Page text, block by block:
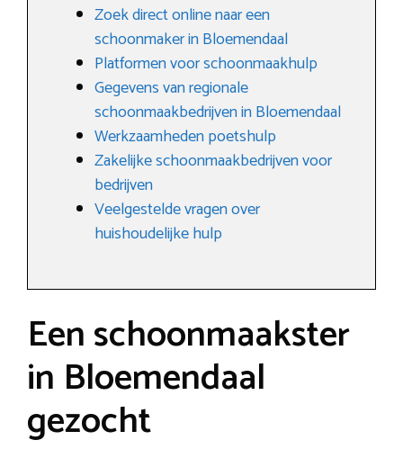
Zoek direct online naar een
schoonmaker in Bloemendaal
Platformen voor schoonmaakhulp
Gegevens van regionale
schoonmaakbedrijven in Bloemendaal
Werkzaamheden poetshulp
Zakelijke schoonmaakbedrijven voor
bedrijven
Veelgestelde vragen over
huishoudelijke hulp
Een schoonmaakster
in Bloemendaal
gezocht